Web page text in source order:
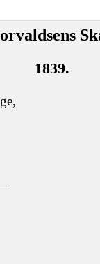
1839.